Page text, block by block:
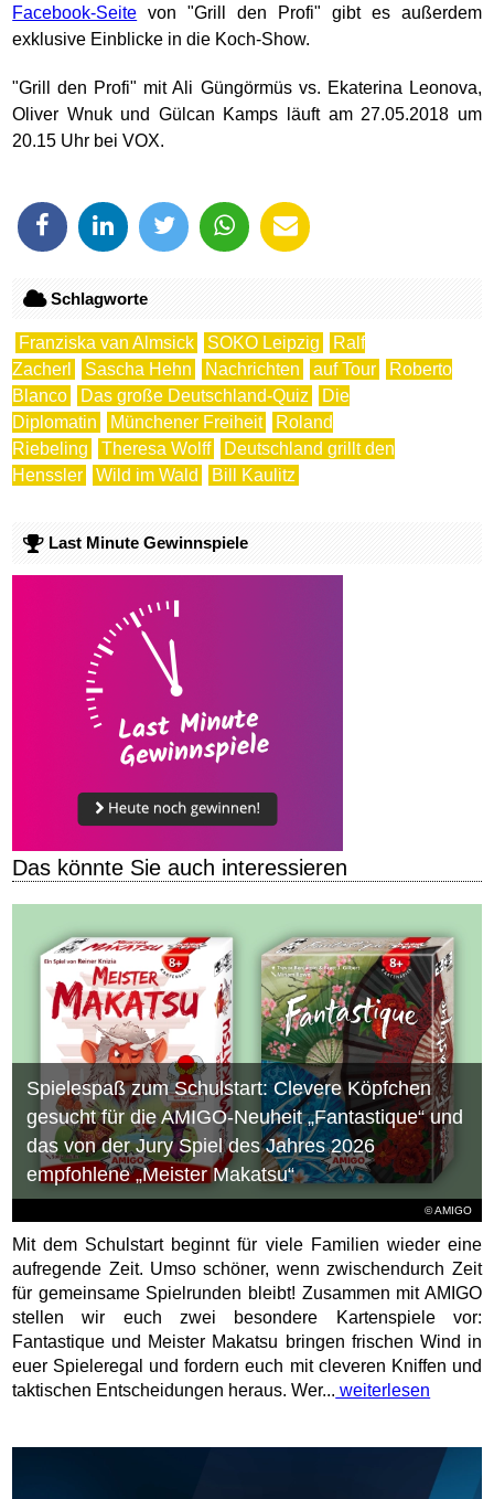
Facebook-Seite von "Grill den Profi" gibt es außerdem
exklusive Einblicke in die Koch-Show.
"Grill den Profi" mit Ali Güngörmüs vs. Ekaterina Leonova,
Oliver Wnuk und Gülcan Kamps läuft am 27.05.2018 um
20.15 Uhr bei VOX.
Schlagworte
Franziska van Almsick SOKO Leipzig
Ralf
Zacherl
Sascha Hehn Nachrichten auf Tour
Roberto
Blanco
Das große Deutschland-Quiz
Die
Diplomatin
Münchener Freiheit
Roland
Riebeling
Theresa Wolff
Deutschland grillt den
Henssler
Wild im Wald Bill Kaulitz
Last Minute Gewinnspiele
Das könnte Sie auch interessieren
© AMIGO
Spielespaß zum Schulstart: Clevere Köpfchen
gesucht für die AMIGO-Neuheit „Fantastique“ und
das von der Jury Spiel des Jahres 2026
empfohlene „Meister Makatsu“
Mit dem Schulstart beginnt für viele Familien wieder eine
aufregende Zeit. Umso schöner, wenn zwischendurch Zeit
für gemeinsame Spielrunden bleibt! Zusammen mit AMIGO
stellen wir euch zwei besondere Kartenspiele vor:
Fantastique und Meister Makatsu bringen frischen Wind in
euer Spieleregal und fordern euch mit cleveren Kniffen und
taktischen Entscheidungen heraus. Wer... weiterlesen